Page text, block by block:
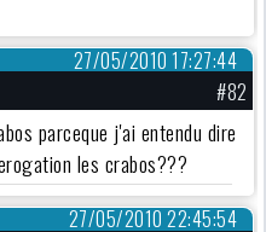
27/05/2010 17:27:44
#82
parceque j'ai entendu dire
les crabos???
27/05/2010 22:45:54